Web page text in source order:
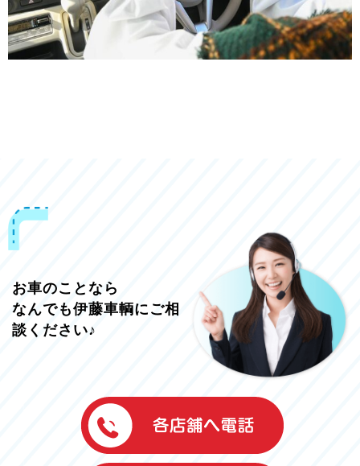
お車のことなら
なんでも伊藤車輌にご相
談ください♪
伊藤車輌（本社）
050-5851-0337
グッドワン浜松